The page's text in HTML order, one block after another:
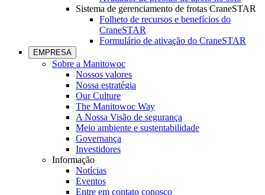
Sistema de gerenciamento de frotas CraneSTAR
Folheto de recursos e benefícios do
CraneSTAR
Formulário de ativação do CraneSTAR
EMPRESA
Sobre a Manitowoc
Nossos valores
Nossa estratégia
Our Culture
The Manitowoc Way
A Nossa Visão de segurança
Meio ambiente e sustentabilidade
Governança
Investidores
Informação
Notícias
Eventos
Entre em contato conosco